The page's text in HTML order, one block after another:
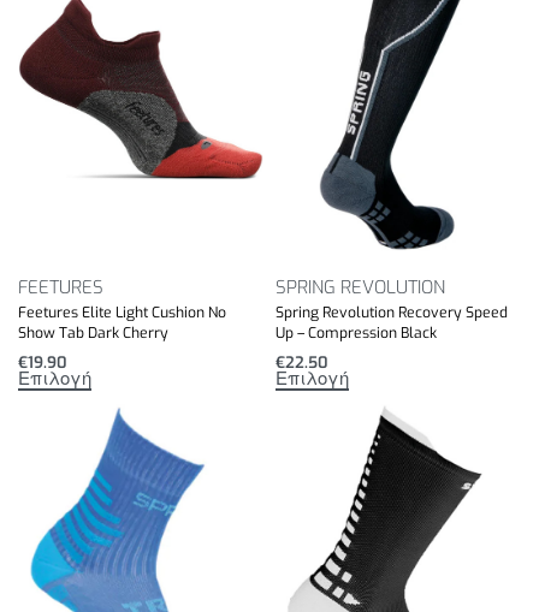
FEETURES
Feetures Elite Light Cushion No
Show Tab Dark Cherry
€19.90
Επιλογή
SPRING REVOLUTION
Spring Revolution Recovery Speed
Up – Compression Black
€22.50
Επιλογή